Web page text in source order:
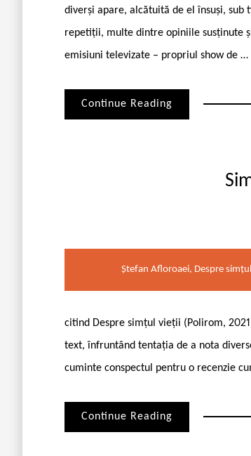
diverși apare, alcătuită de el însuși,
repetiții, multe dintre opiniile susținute
emisiuni televizate – propriul show de …
Continue Reading
Ștefan Afloroaei, Despre
citind Despre simțul vieții (Polirom,
text, înfruntând tentația de a nota
cuminte conspectul pentru o recenzie
Continue Reading